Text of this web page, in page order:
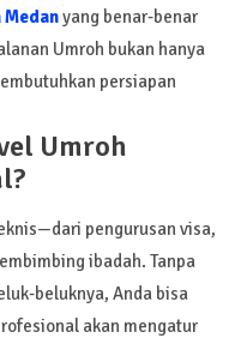
Medanyang benar-benar
Umroh bukan hanya
persiapan
Umroh
pengurusan visa,
ibadah. Tanpa
beluknya, Anda bisa
akan mengatur